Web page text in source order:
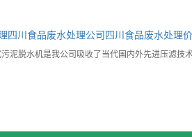
四川食品废水处理公司 四川食品废水处理
泥脱水机是我公司吸收了当代国内外先进压滤